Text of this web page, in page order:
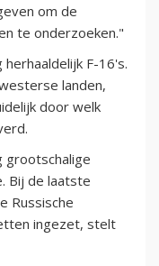
om de
te onderzoeken."
F-16's.
landen,
door welk
grootschalige
Bij de laatste
Russische
ingezet, stelt